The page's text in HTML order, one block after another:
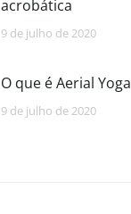
acrobática
9 de julho de 2020
O que é Aerial Yoga
9 de julho de 2020